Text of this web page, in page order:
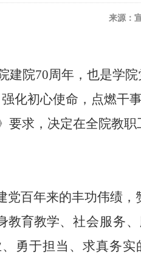
来源：
建院70周年，也是学
化初心使命，点燃干
要求 ，决定在全院教
党百年来的丰功伟绩
教育教学、社会服务
勇于担当、求真务实